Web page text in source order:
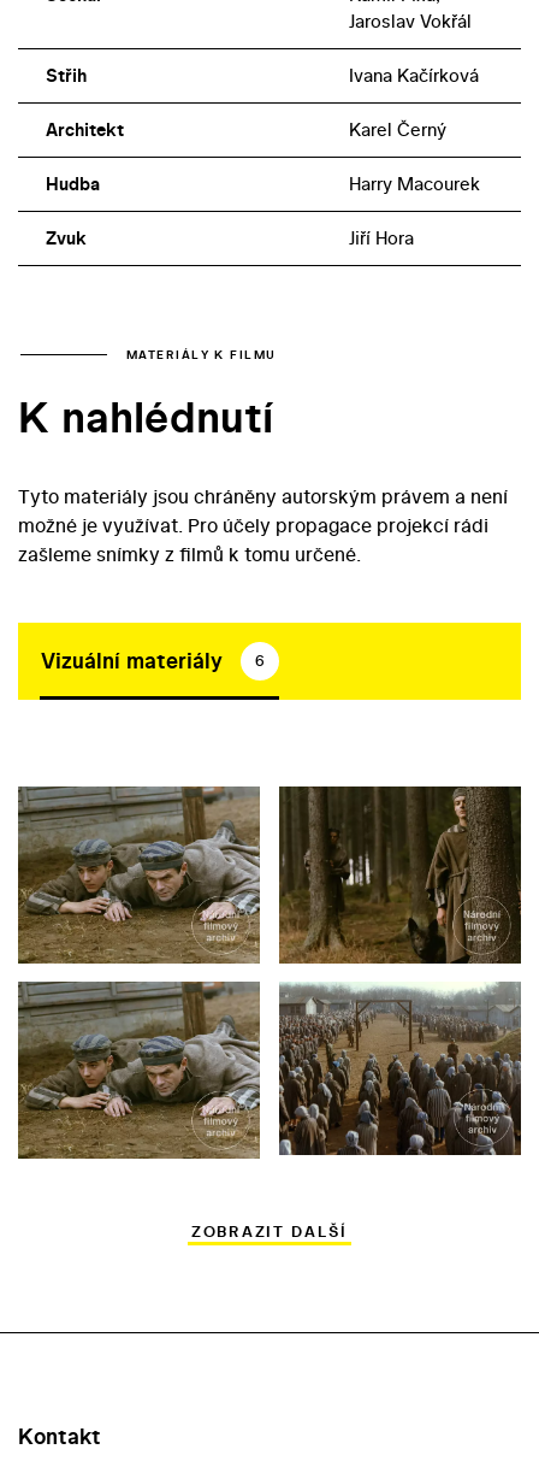
Jaroslav Vokřál
Střih Ivana Kačírková
Architekt Karel Černý
Hudba Harry Macourek
Zvuk Jiří Hora
MATERIÁLY K FILMU
K nahlédnutí
Tyto materiály jsou chráněny autorským právem a není
možné je využívat. Pro účely propagace projekcí rádi
zašleme snímky z filmů k tomu určené.
Vizuální materiály 6
ZOBRAZIT DALŠÍ
Kontakt